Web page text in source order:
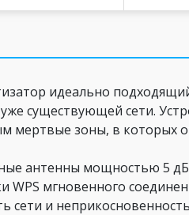
идеально
существующей сети.
зоны, в которых
антенны мощностью 5
WPS мгновенного
сети и